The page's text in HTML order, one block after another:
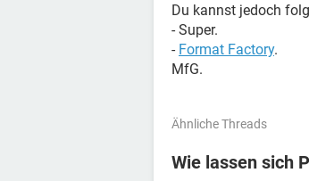
Du kannst jedoch
- Super.
- Format Factory.
MfG.
Ähnliche Threads
Wie lassen sich